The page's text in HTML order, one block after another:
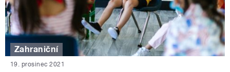
Zahraniční
19. prosinec 2021